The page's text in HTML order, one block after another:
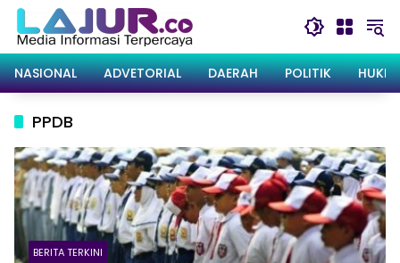
Langsung
konten
NASIONAL
ADVETORIAL DAERAH POLITIK
PPDB
BERITA TERKINI